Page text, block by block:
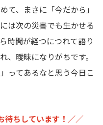
て、まさに「今だから」
は次の災害でも生かせる
時間が経つにつれて語り
、曖昧になりがちです。
ってあるなと思う今日こ
待ちしています！／／